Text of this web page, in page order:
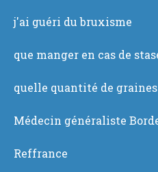
j'ai guéri du bruxisme
que manger en cas de
quelle quantité de
Médecin généraliste
Reffrance